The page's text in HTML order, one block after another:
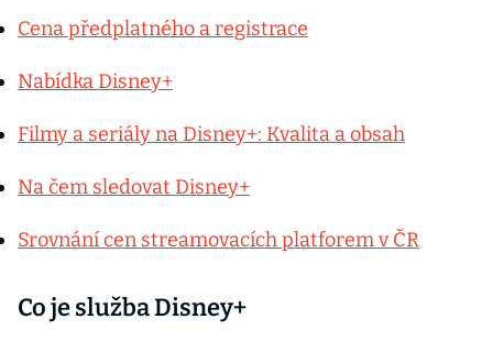
Cena předplatného a registrace
Nabídka Disney+
Filmy a seriály na Disney+: Kvalita a obsah
Na čem sledovat Disney+
Srovnání cen streamovacích platforem v ČR
Co je služba Disney+